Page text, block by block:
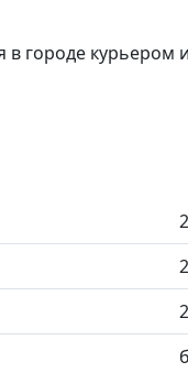
в городе